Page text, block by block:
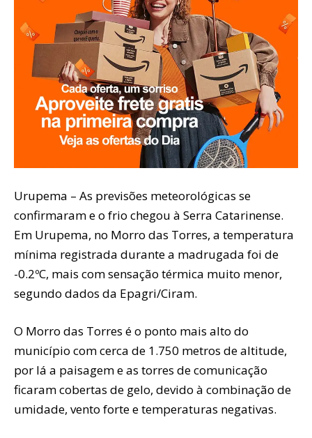
Urupema – As previsões meteorológicas se
confirmaram e o frio chegou à Serra Catarinense.
Em Urupema, no Morro das Torres, a temperatura
mínima registrada durante a madrugada foi de
-0.2ºC, mais com sensação térmica muito menor,
segundo dados da Epagri/Ciram.
O Morro das Torres é o ponto mais alto do
município com cerca de 1.750 metros de altitude,
por lá a paisagem e as torres de comunicação
ficaram cobertas de gelo, devido à combinação de
umidade, vento forte e temperaturas negativas.